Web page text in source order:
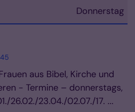
Donnerstag
2026
aus Bibel, Kirche und
- Termine – donnerstags,
26.02./23.04./02.07./17. ...